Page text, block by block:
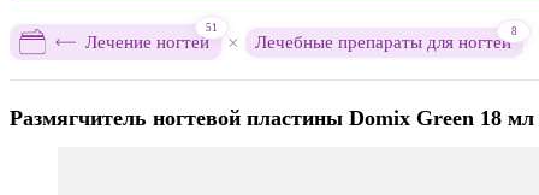
Лечение ногтей
51
× Лечебные препараты для ногтей
8
Размягчитель ногтевой пластины Domix Green 18 мл